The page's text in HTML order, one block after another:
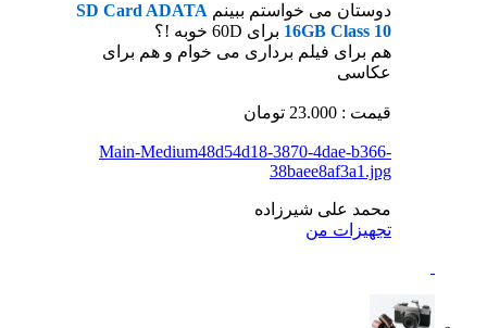
دوستان می خواستم ببینم SD Card ADATA
16GB Class 10 برای 60D خوبه !؟
هم برای فیلم برداری می خوام و هم برای
عکاسی
قیمت : 23.000 تومان
Main-Medium48d54d18-3870-4dae-b366-
38baee8af3a1.jpg
محمد علی شیرزاده
تجهيزات من